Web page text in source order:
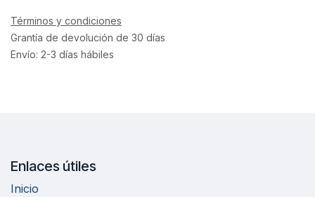
Términos y condiciones
Grantía de devolución de 30 días
Envío: 2-3 días hábiles
Enlaces útiles
Inicio